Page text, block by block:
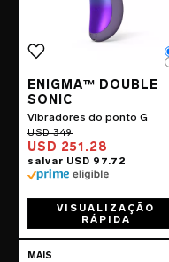
ENIGMA™ DOUBLE
SONIC
Vibradores do ponto G
USD 251.28
VISUALIZAÇÃO
RÁPIDA
MAIS